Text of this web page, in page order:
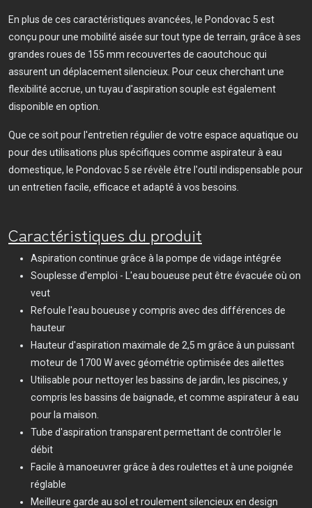
En plus de ces caractéristiques avancées, le Pondovac 5 est
conçu pour une mobilité aisée sur tout type de terrain, grâce à ses
grandes roues de 155 mm recouvertes de caoutchouc qui
assurent un déplacement silencieux. Pour ceux cherchant une
flexibilité accrue, un tuyau d'aspiration souple est également
disponible en option.
Que ce soit pour l'entretien régulier de votre espace aquatique ou
pour des utilisations plus spécifiques comme aspirateur à eau
domestique, le Pondovac 5 se révèle être l'outil indispensable pour
un entretien facile, efficace et adapté à vos besoins.
Caractéristiques du produit
Aspiration continue grâce à la pompe de vidage intégrée
Souplesse d'emploi - L'eau boueuse peut être évacuée où on
veut
Refoule l'eau boueuse y compris avec des différences de
hauteur
Hauteur d'aspiration maximale de 2,5 m grâce à un puissant
moteur de 1700 W avec géométrie optimisée des ailettes
Utilisable pour nettoyer les bassins de jardin, les piscines, y
compris les bassins de baignade, et comme aspirateur à eau
pour la maison.
Tube d'aspiration transparent permettant de contrôler le
débit
Facile à manoeuvrer grâce à des roulettes et à une poignée
réglable
Meilleure garde au sol et roulement silencieux en design